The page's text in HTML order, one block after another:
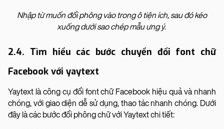
Nhập từ muốn đổi phông vào trong ô tiện ích, sau đó kéo
xuống dưới sao chép mẫu ưng ý.
2.4. Tìm hiểu các bước chuyển đổi font chữ
Facebook với yaytext
Yaytext là công cụ đổi font chữ Facebook hiệu quả và nhanh
chóng, với giao diện dễ sử dụng, thao tác nhanh chóng. Dưới
đây là các bước đổi phông chữ với Yaytext chi tiết: